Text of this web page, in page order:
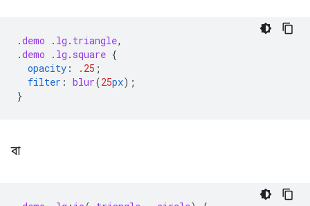
.demo . lg . triangle,
.demo . lg . square {
opacity : .25 ;
filter : blur(25px);
}
বা